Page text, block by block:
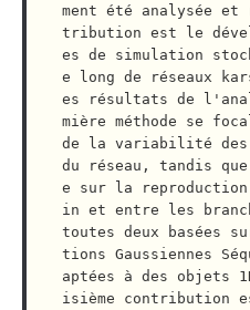
ment été analysée et
tribution est le
es de simulation
e long de réseaux
es résultats de
mière méthode se
de la variabilité
du réseau, tandis
e sur la
in et entre les
toutes deux basées
tions Gaussiennes
aptées à des objets
isième contribution